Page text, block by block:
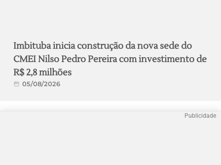
Imbituba inicia construção da nova sede do
CMEI Nilso Pedro Pereira com investimento de
R$ 2,8 milhões
05/08/2026
Publicidade